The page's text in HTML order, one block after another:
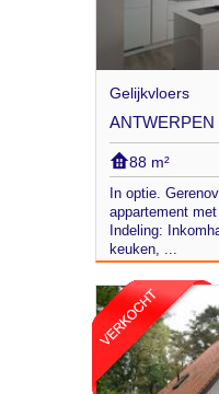
Gelijkvloers
ANTWERPEN
88 m²
In optie.
appartement
Indeling:
keuken, ...